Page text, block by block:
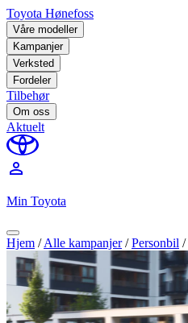
Toyota Hønefoss
Våre modeller
Kampanjer
Verksted
Fordeler
Tilbehør
Om oss
Aktuelt
perm_identity
Min Toyota
Hjem /Alle kampanjer /Personbil /